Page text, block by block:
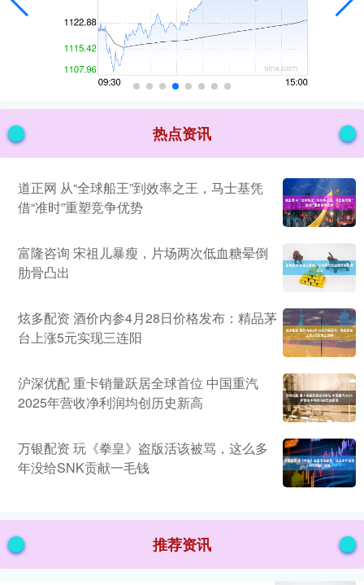
热点资讯
道正网 从“全球船王”到效率之王，马士基凭
借“准时”重塑竞争优势
富隆咨询 宋祖儿暴瘦，片场两次低血糖晕倒
肋骨凸出
炫多配资 酒价内参4月28日价格发布：精品茅
台上涨5元实现三连阳
沪深优配 重卡销量跃居全球首位 中国重汽
2025年营收净利润均创历史新高
万银配资 玩《拳皇》盗版活该被骂，这么多
年没给SNK贡献一毛钱
推荐资讯